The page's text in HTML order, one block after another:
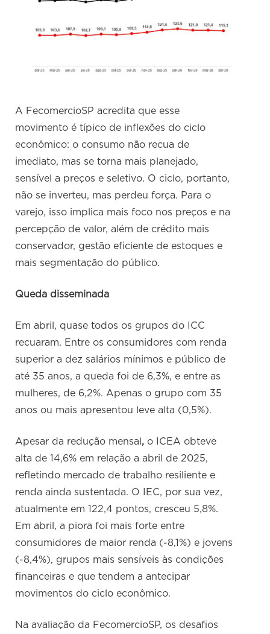
A FecomercioSP acredita que esse
movimento é típico de inflexões do ciclo
econômico: o consumo não recua de
imediato, mas se torna mais planejado,
sensível a preços e seletivo. O ciclo, portanto,
não se inverteu, mas perdeu força. Para o
varejo, isso implica mais foco nos preços e na
percepção de valor, além de crédito mais
conservador, gestão eficiente de estoques e
mais segmentação do público.
Queda disseminada
Em abril, quase todos os grupos do ICC
recuaram. Entre os consumidores com renda
superior a dez salários mínimos e público de
até 35 anos, a queda foi de 6,3%, e entre as
mulheres, de 6,2%. Apenas o grupo com 35
anos ou mais apresentou leve alta (0,5%).
Apesar da redução mensal , o ICEA obteve
alta de 14,6% em relação a abril de 2025,
refletindo mercado de trabalho resiliente e
renda ainda sustentada. O IEC, por sua vez,
atualmente em 122,4 pontos, cresceu 5,8%.
Em abril, a piora foi mais forte entre
consumidores de maior renda (-8,1%) e jovens
(-8,4%), grupos mais sensíveis às condições
financeiras e que tendem a antecipar
movimentos do ciclo econômico.
Na avaliação da FecomercioSP, os desafios